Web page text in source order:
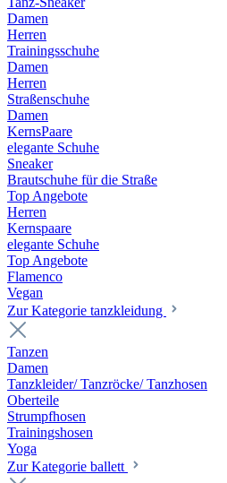
Damen
Herren
Trainingsschuhe
Damen
Herren
Straßenschuhe
Damen
KernsPaare
elegante Schuhe
Sneaker
Brautschuhe für die Straße
Top Angebote
Herren
Kernspaare
elegante Schuhe
Top Angebote
Flamenco
Vegan
Zur Kategorie tanzkleidung
Tanzen
Damen
Tanzkleider/ Tanzröcke/ Tanzhosen
Oberteile
Strumpfhosen
Trainingshosen
Yoga
Zur Kategorie ballett